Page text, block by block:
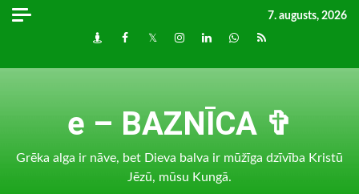
Skip
7. augusts, 2026
DraugiemFacebook
TwitterInstagram
LinkedInwhatsapp
RSS
e – BAZNĪCA ✞
Grēka alga ir nāve, bet Dieva balva ir mūžīga dzīvība Kristū
Jēzū, mūsu Kungā.